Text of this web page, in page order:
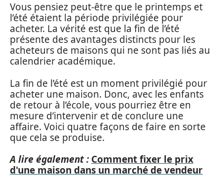
Vous pensiez peut-être que le printemps et
l’été étaient la période privilégiée pour
acheter. La vérité est que la fin de l’été
présente des avantages distincts pour les
acheteurs de maisons qui ne sont pas liés au
calendrier académique.
La fin de l’été est un moment privilégié pour
acheter une maison. Donc, avec les enfants
de retour à l’école, vous pourriez être en
mesure d’intervenir et de conclure une
affaire. Voici quatre façons de faire en sorte
que cela se produise.
A lire également : Comment fixer le prix
d'une maison dans un marché de vendeur